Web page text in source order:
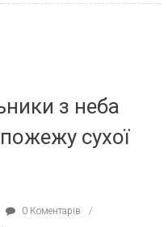
з неба
сухої
0 Коментарів